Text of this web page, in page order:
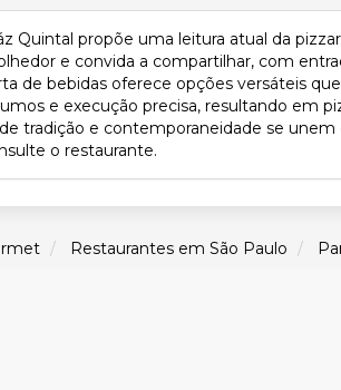
Quintal propõe uma leitura atual da
e convida a compartilhar, com
de bebidas oferece opções versáteis
e execução precisa, resultando em
tradição e contemporaneidade se
o restaurante.
Restaurantes em São Paulo